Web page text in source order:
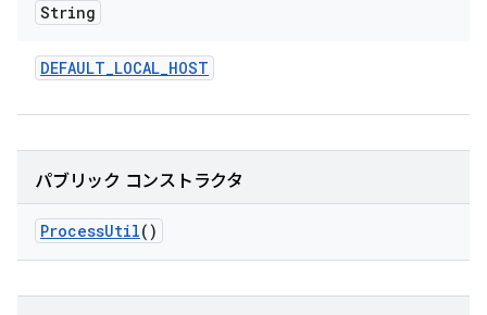
String
DEFAULT_LOCAL_HOST
パブリック コンストラクタ
ProcessUtil()